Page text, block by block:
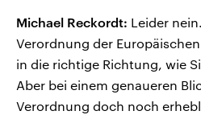
Michael Reckordt: Leider
Verordnung der
in die richtige Richtung, wie
Aber bei einem genaueren
Verordnung doch noch